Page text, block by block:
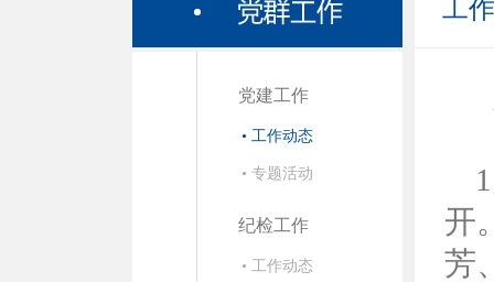
党建工作
• 工作动态
• 专题活动
纪检工作
• 工作动态
工
开
芳